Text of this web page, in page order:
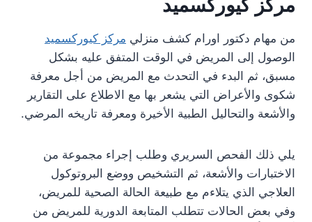
مركز كيوركسميد
من مهام دكتور اورام كشف منزلي مركز كيوركسميد
الوصول إلى المريض في الوقت المتفق عليه بشكل
مسبق، ثم البدء في التحدث مع المريض من أجل معرفة
شكوى والأعراض التي يشعر بها مع الاطلاع على التقارير
والأشعة والتحاليل الطبية الأخيرة ومعرفة تاريخه المرضي.
يلي ذلك الفحص السريري وطلب إجراء مجموعة من
الاختبارات والأشعة، ثم التشخيص ووضع البروتوكول
العلاجي الذي يتلاءم مع طبيعة الحالة الصحية للمريض،
وفي بعض الحالات تتطلب المتابعة الدورية للمريض من